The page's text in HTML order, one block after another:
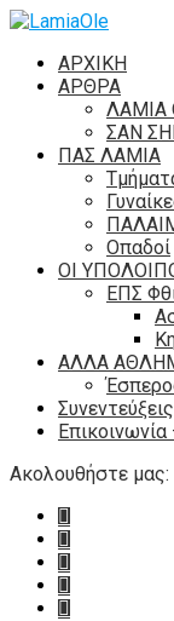
ΑΡΧΙΚΗ
ΑΡΘΡΑ
ΛΑΜΙΑ
ΣΑΝ
ΠΑΣ ΛΑΜΙΑ
Οπαδοί
ΟΙ
ΕΠΣ
ΑΛΛΑ
Συνεντεύξεις
Ακολουθήστε μας: